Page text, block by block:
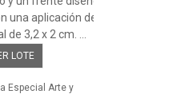
una aplicación de
de 3,2 x 2 cm. ...
LOTE
Especial Arte y